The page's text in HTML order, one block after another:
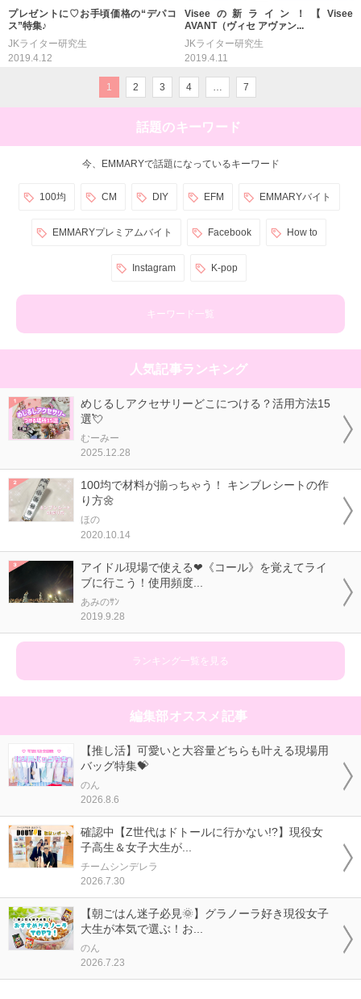
プレゼントに♡お手頃価格の“デパコ
ス”特集♪
JKライター研究生
2019.4.12
Viseeの新ライン！【Visee
AVANT（ヴィセ アヴァン...
JKライター研究生
2019.4.11
1 2 3 4 … 7
話題のキーワード
今、EMMARYで話題になっているキーワード
100均 CM DIY EFM EMMARYバイト
EMMARYプレミアムバイト Facebook How to
Instagram K-pop
キーワード一覧
人気記事ランキング
めじるしアクセサリーどこにつける？活用方法15
選💘
むーみー
2025.12.28
100均で材料が揃っちゃう！ キンブレシートの作
り方🌼
ほの
2020.10.14
アイドル現場で使える❤《コール》を覚えてライ
ブに行こう！使用頻度...
あみのｻﾝ
2019.9.28
ランキング一覧を見る
編集部オススメ記事
【推し活】可愛いと大容量どちらも叶える現場用
バッグ特集💝
のん
2026.8.6
確認中【Z世代はドトールに行かない!?】現役女
子高生＆女子大生が...
チームシンデレラ
2026.7.30
【朝ごはん迷子必見🌞】グラノーラ好き現役女子
大生が本気で選ぶ！お...
のん
2026.7.23